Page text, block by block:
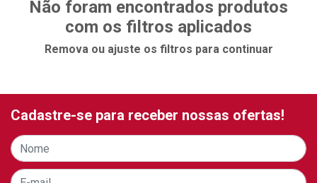
Não foram encontrados produtos
com os filtros aplicados
Remova ou ajuste os filtros para continuar
Cadastre-se para receber nossas ofertas!